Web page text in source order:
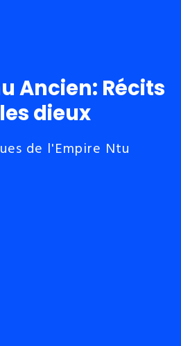
Ancien: Récits
dieux
de l'Empire Ntu